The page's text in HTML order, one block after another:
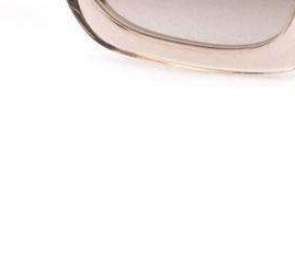
e com um estilo irreverente. A linha